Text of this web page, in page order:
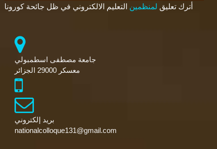
أترك تعليق لمنظمين التعليم الالكتروني في ظل جائحة كورونا
جامعة مصطفى اسطمبولي
معسكر 29000 الجزائر
بريد إلكتروني
nationalcolloque131@gmail.com